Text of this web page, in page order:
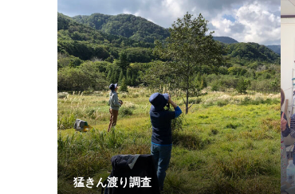
猛きん渡り調査